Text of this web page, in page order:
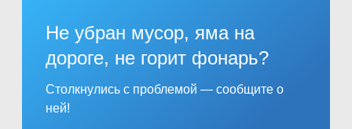
Не убран мусор, яма на
дороге, не горит фонарь?
Столкнулись с проблемой — сообщите о
ней!